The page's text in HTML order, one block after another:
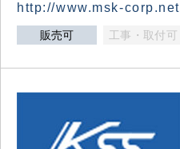
http://www.msk-corp.net
販売可 工事・取付可